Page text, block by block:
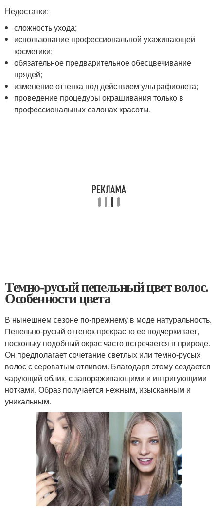
Недостатки:
сложность ухода;
использование профессиональной ухаживающей
косметики;
обязательное предварительное обесцвечивание
прядей;
изменение оттенка под действием ультрафиолета;
проведение процедуры окрашивания только в
профессиональных салонах красоты.
Темно-русый пепельный цвет волос.
Особенности цвета
В нынешнем сезоне по-прежнему в моде натуральность.
Пепельно-русый оттенок прекрасно ее подчеркивает,
поскольку подобный окрас часто встречается в природе.
Он предполагает сочетание светлых или темно-русых
волос с сероватым отливом. Благодаря этому создается
чарующий облик, с завораживающими и интригующими
нотками. Образ получается нежным, изысканным и
уникальным.